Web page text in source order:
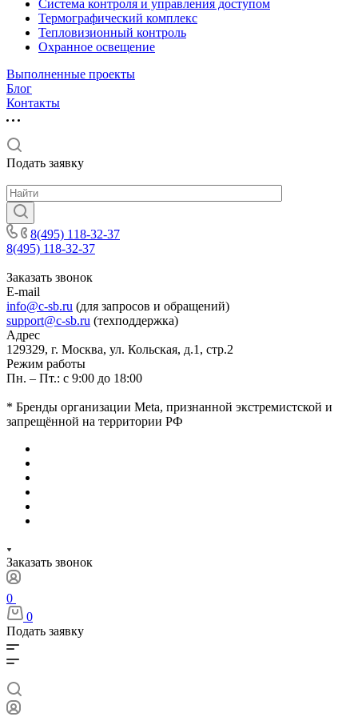
Система контроля и управления доступом
Термографический комплекс
Тепловизионный контроль
Охранное освещение
Выполненные проекты
Блог
Контакты
Подать заявку
8(495) 118-32-37
8(495) 118-32-37
Заказать звонок
E-mail
info@c-sb.ru (для запросов и обращений)
support@c-sb.ru (техподдержка)
Адрес
129329, г. Москва, ул. Кольская, д.1, стр.2
Режим работы
Пн. – Пт.: с 9:00 до 18:00
* Бренды организации Meta, признанной экстремистской и
запрещённой на территории РФ
Заказать звонок
0
0
Подать заявку